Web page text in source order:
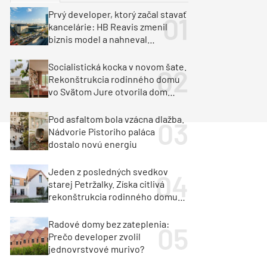
Klimatizácia a vetranie
Milan Murcka
Prvý developer, ktorý začal stavať
kancelárie: HB Reavis zmenil
biznis model a nahneval
Socialistická kocka v novom šate.
Rekonštrukcia rodinného domu
vo Svätom Jure otvorila dom
Pod asfaltom bola vzácna dlažba.
Nádvorie Pistoriho paláca
dostalo novú energiu
Jeden z posledných svedkov
starej Petržalky. Získa citlivá
rekonštrukcia rodinného domu
Radové domy bez zateplenia:
Prečo developer zvolil
jednovrstvové murivo?